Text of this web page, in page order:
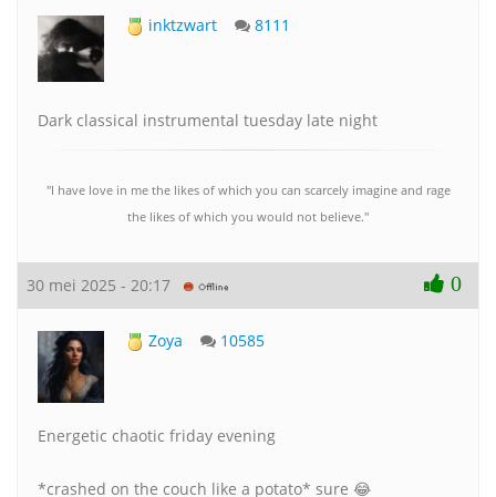
inktzwart 8111
Dark classical instrumental tuesday late night
"I have love in me the likes of which you can scarcely imagine and rage
the likes of which you would not believe."
30 mei 2025 - 20:17 0
Zoya 10585
Energetic chaotic friday evening
*crashed on the couch like a potato* sure 😂